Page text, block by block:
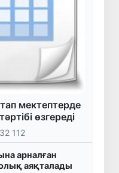
мектептерде
өзгереді
32 112
арналған
аяқталады